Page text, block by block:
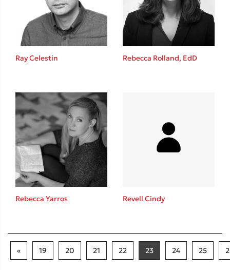
Ray Celestin Rebecca Rolland, EdD
Rebecca Yarros Revell Cindy
« 19 20 21 22 23 24 25